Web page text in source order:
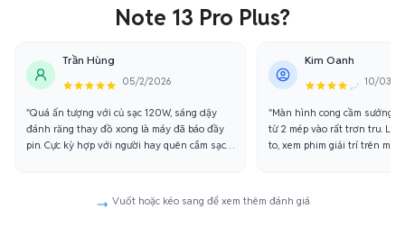
Note 13 Pro Plus?
Trần Hùng
05/2/2026
"Quá ấn tượng với củ sạc 120W, sáng dậy
đánh răng thay đồ xong là máy đã báo đầy
pin. Cực kỳ hợp với người hay quên cắm sạc
Kim Oanh
10/03/
"Màn hình cong cầm sướng
từ 2 mép vào rất trơn tru. Loa
to, xem phim giải trí trên
Vuốt hoặc kéo sang để xem thêm đánh giá